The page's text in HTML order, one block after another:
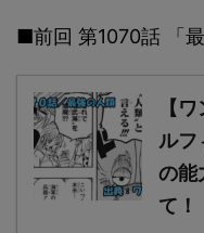
■前回 第1070話 「
【
ルフ
の能
て！